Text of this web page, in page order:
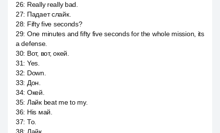
26: Really really bad.
27: Падает слайк.
28: Fifty five seconds?
29: One minutes and fifty five seconds for the whole mission, its
a defense.
30: Вот, вот, окей.
31: Yes.
32: Down.
33: Дон.
34: Окей.
35: Лайк beat me to my.
36: His май.
37: То.